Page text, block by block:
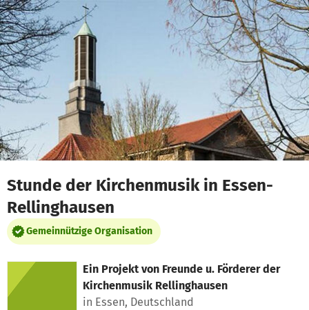
Zum Hauptinhalt springen
Erklärung zur Barrierefreiheit anzeigen
Stunde der Kirchenmusik in Essen-
Rellinghausen
Gemeinnützige Organisation
Ein Projekt von Freunde u. Förderer der
Kirchenmusik Rellinghausen
in Essen, Deutschland